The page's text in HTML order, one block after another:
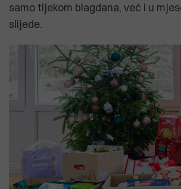
samo tijekom blagdana, već i u
slijede.